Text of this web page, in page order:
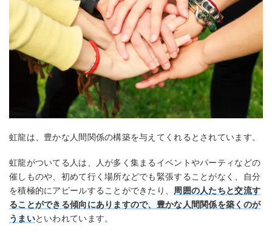
虹龍は、豊かな人間関係の構築を与えてくれるとされています。
虹龍がついてる人は、人が多く集まるイベントやパーティなどの
催しものや、初めて行く場所などでも緊張することがなく、自分
を積極的にアピールすることができたり、 周囲の人たちと交流す
ることができる傾向にありますので、豊かな人間関係を築くのが
うまいといわれています。